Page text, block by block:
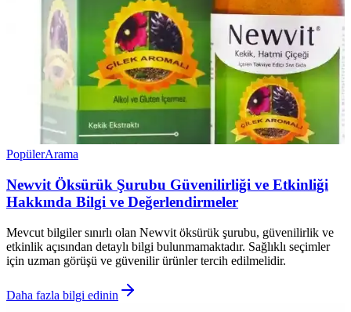
PopülerArama
Newvit Öksürük Şurubu Güvenilirliği ve Etkinliği
Hakkında Bilgi ve Değerlendirmeler
Mevcut bilgiler sınırlı olan Newvit öksürük şurubu, güvenilirlik ve
etkinlik açısından detaylı bilgi bulunmamaktadır. Sağlıklı seçimler
için uzman görüşü ve güvenilir ürünler tercih edilmelidir.
Daha fazla bilgi edinin